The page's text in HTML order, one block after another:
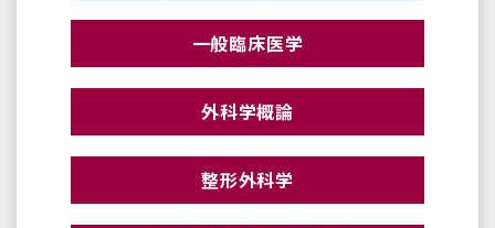
一般臨床医学
外科学概論
整形外科学